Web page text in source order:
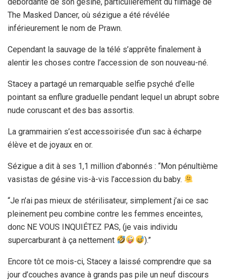
The Masked Dancer, où sézigue a été révélée
inférieurement le nom de Prawn.
Cependant la sauvage de la télé s’apprête finalement à
alentir les choses contre l’accession de son nouveau-né.
Stacey a partagé un remarquable selfie psyché d’elle
pointant sa enflure graduelle pendant lequel un abrupt sobre
nude coruscant et des bas assortis.
La grammairien s’est accessoirisée d’un sac à écharpe
élève et de joyaux en or.
Sézigue a dit à ses 1,1 million d’abonnés : “Mon pénultième
vasistas de gésine vis-à-vis l’accession du baby.
“Je n’ai pas mieux de stérilisateur, simplement j’ai ce sac
pleinement peu combine contre les femmes enceintes,
donc NE VOUS INQUIÉTEZ PAS, (je vais individu
supercarburant à ça nettement
).”
Encore tôt ce mois-ci, Stacey a laissé comprendre que sa
jour d’couches avance à grands pas pile un neuf discours